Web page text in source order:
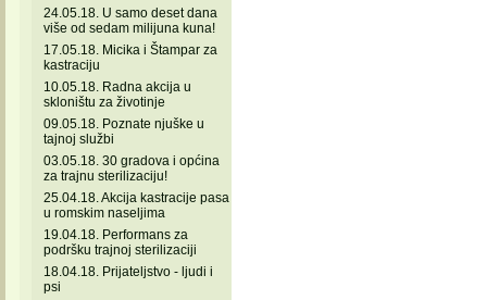
24.05.18. U samo deset dana
više od sedam milijuna kuna!
17.05.18. Micika i Štampar za
kastraciju
10.05.18. Radna akcija u
skloništu za životinje
09.05.18. Poznate njuške u
tajnoj službi
03.05.18. 30 gradova i općina
za trajnu sterilizaciju!
25.04.18. Akcija kastracije pasa
u romskim naseljima
19.04.18. Performans za
podršku trajnoj sterilizaciji
18.04.18. Prijateljstvo - ljudi i
psi